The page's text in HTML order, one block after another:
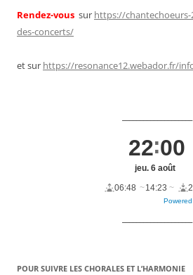
Rendez-vous sur https://
des-concerts/
et sur https://resonance12.webador.fr/
22 00
jeu. 6 août
06:48
14:23
POUR SUIVRE LES CHORALES ET L’HARMONIE